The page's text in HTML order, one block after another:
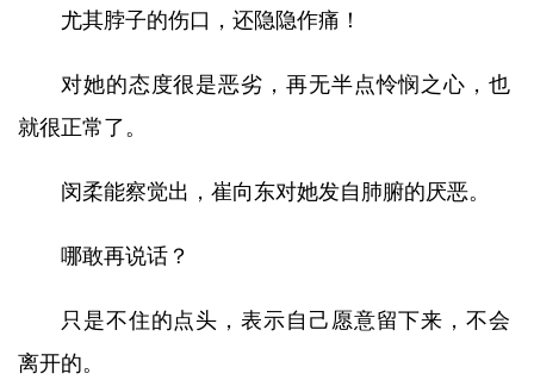
尤其脖子的伤口，还隐隐作痛！
对她的态度很是恶劣，再无半点怜悯之心，也
就很正常了。
闵柔能察觉出，崔向东对她发自肺腑的厌恶。
哪敢再说话？
只是不住的点头，表示自己愿意留下来，不会
离开的。